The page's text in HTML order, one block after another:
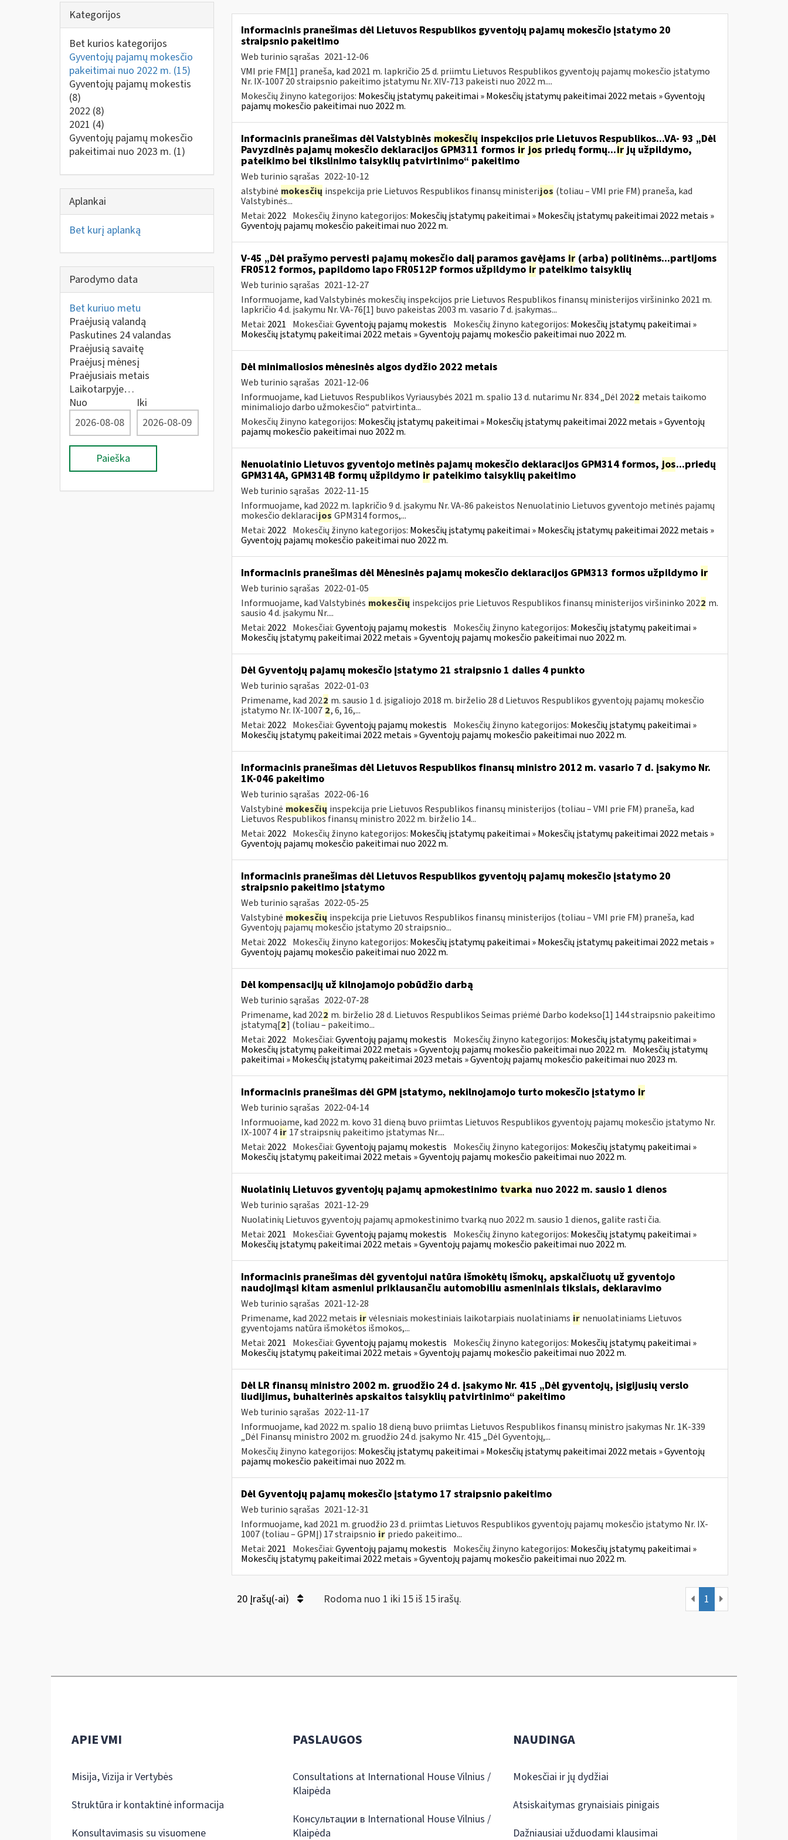
Kategorijos
Bet kurios kategorijos
Gyventojų pajamų mokesčio
pakeitimai nuo 2022 m. (15)
Gyventojų pajamų mokestis
(8)
2022 (8)
2021 (4)
Gyventojų pajamų mokesčio
pakeitimai nuo 2023 m. (1)
Aplankai
Bet kurį aplanką
Parodymo data
Bet kuriuo metu
Praėjusią valandą
Paskutines 24 valandas
Praėjusią savaitę
Praėjusį mėnesį
Praėjusiais metais
Laikotarpyje…
Nuo
Iki
Paieška
Informacinis pranešimas dėl Lietuvos Respublikos gyventojų pajamų mokesčio įstatymo 20
straipsnio pakeitimo
Web turinio sąrašas 2021-12-06
VMI prie FM[1] praneša, kad 2021 m. lapkričio 25 d. priimtu Lietuvos Respublikos gyventojų pajamų mokesčio įstatymo
Nr. IX-1007 20 straipsnio pakeitimo įstatymu Nr. XIV-713 pakeisti nuo 2022 m....
Mokesčių žinyno kategorijos: Mokesčių įstatymų pakeitimai » Mokesčių įstatymų pakeitimai 2022 metais » Gyventojų
pajamų mokesčio pakeitimai nuo 2022 m.
Informacinis pranešimas dėl Valstybinės mokesčių inspekcijos prie Lietuvos Respublikos...VA- 93 „Dėl
Pavyzdinės pajamų mokesčio deklaracijos GPM311 formos ir jos priedų formų...irjų užpildymo,
pateikimo bei tikslinimo taisyklių patvirtinimo“ pakeitimo
Web turinio sąrašas 2022-10-12
alstybinė mokesčių inspekcija prie Lietuvos Respublikos finansų ministerijos (toliau – VMI prie FM) praneša, kad
Valstybinės...
Metai: 2022 Mokesčių žinyno kategorijos: Mokesčių įstatymų pakeitimai » Mokesčių įstatymų pakeitimai 2022 metais »
Gyventojų pajamų mokesčio pakeitimai nuo 2022 m.
V-45 „Dėl prašymo pervesti pajamų mokesčio dalį paramos gavėjams ir(arba) politinėms...partijoms
FR0512 formos, papildomo lapo FR0512P formos užpildymo irpateikimo taisyklių
Web turinio sąrašas 2021-12-27
Informuojame, kad Valstybinės mokesčių inspekcijos prie Lietuvos Respublikos finansų ministerijos viršininko 2021 m.
lapkričio 4 d. įsakymu Nr. VA-76[1] buvo pakeistas 2003 m. vasario 7 d. įsakymas...
Metai: 2021 Mokesčiai:Gyventojų pajamų mokestis Mokesčių žinyno kategorijos: Mokesčių įstatymų pakeitimai »
Mokesčių įstatymų pakeitimai 2022 metais » Gyventojų pajamų mokesčio pakeitimai nuo 2022 m.
Dėl minimaliosios mėnesinės algos dydžio 2022 metais
Web turinio sąrašas 2021-12-06
Informuojame, kad Lietuvos Respublikos Vyriausybės 2021 m. spalio 13 d. nutarimu Nr. 834 „Dėl 2022 metais taikomo
minimaliojo darbo užmokesčio“ patvirtinta...
Mokesčių žinyno kategorijos: Mokesčių įstatymų pakeitimai » Mokesčių įstatymų pakeitimai 2022 metais » Gyventojų
pajamų mokesčio pakeitimai nuo 2022 m.
Nenuolatinio Lietuvos gyventojo metinės pajamų mokesčio deklaracijos GPM314 formos, jos...priedų
GPM314A, GPM314B formų užpildymo irpateikimo taisyklių pakeitimo
Web turinio sąrašas 2022-11-15
Informuojame, kad 2022 m. lapkričio 9 d. įsakymu Nr. VA-86 pakeistos Nenuolatinio Lietuvos gyventojo metinės pajamų
mokesčio deklaracijos GPM314 formos,...
Metai: 2022 Mokesčių žinyno kategorijos: Mokesčių įstatymų pakeitimai » Mokesčių įstatymų pakeitimai 2022 metais »
Gyventojų pajamų mokesčio pakeitimai nuo 2022 m.
Informacinis pranešimas dėl Mėnesinės pajamų mokesčio deklaracijos GPM313 formos užpildymo ir
Web turinio sąrašas 2022-01-05
Informuojame, kad Valstybinės mokesčių inspekcijos prie Lietuvos Respublikos finansų ministerijos viršininko 2022 m.
sausio 4 d. įsakymu Nr....
Metai: 2022 Mokesčiai:Gyventojų pajamų mokestis Mokesčių žinyno kategorijos: Mokesčių įstatymų pakeitimai »
Mokesčių įstatymų pakeitimai 2022 metais » Gyventojų pajamų mokesčio pakeitimai nuo 2022 m.
Dėl Gyventojų pajamų mokesčio įstatymo 21 straipsnio 1 dalies 4 punkto
Web turinio sąrašas 2022-01-03
Primename, kad 2022 m. sausio 1 d. įsigaliojo 2018 m. birželio 28 d Lietuvos Respublikos gyventojų pajamų mokesčio
įstatymo Nr. IX-10072, 6, 16,...
Metai: 2022 Mokesčiai:Gyventojų pajamų mokestis Mokesčių žinyno kategorijos: Mokesčių įstatymų pakeitimai »
Mokesčių įstatymų pakeitimai 2022 metais » Gyventojų pajamų mokesčio pakeitimai nuo 2022 m.
Informacinis pranešimas dėl Lietuvos Respublikos finansų ministro 2012 m. vasario 7 d. įsakymo Nr.
1K-046 pakeitimo
Web turinio sąrašas 2022-06-16
Valstybinė mokesčių inspekcija prie Lietuvos Respublikos finansų ministerijos (toliau – VMI prie FM) praneša, kad
Lietuvos Respublikos finansų ministro 2022 m. birželio 14...
Metai: 2022 Mokesčių žinyno kategorijos: Mokesčių įstatymų pakeitimai » Mokesčių įstatymų pakeitimai 2022 metais »
Gyventojų pajamų mokesčio pakeitimai nuo 2022 m.
Informacinis pranešimas dėl Lietuvos Respublikos gyventojų pajamų mokesčio įstatymo 20
straipsnio pakeitimo įstatymo
Web turinio sąrašas 2022-05-25
Valstybinė mokesčių inspekcija prie Lietuvos Respublikos finansų ministerijos (toliau – VMI prie FM) praneša, kad
Gyventojų pajamų mokesčio įstatymo 20 straipsnio...
Metai: 2022 Mokesčių žinyno kategorijos: Mokesčių įstatymų pakeitimai » Mokesčių įstatymų pakeitimai 2022 metais »
Gyventojų pajamų mokesčio pakeitimai nuo 2022 m.
Dėl kompensacijų už kilnojamojo pobūdžio darbą
Web turinio sąrašas 2022-07-28
Primename, kad 2022 m. birželio 28 d. Lietuvos Respublikos Seimas priėmė Darbo kodekso[1] 144 straipsnio pakeitimo
įstatymą[2] (toliau – pakeitimo...
Metai: 2022 Mokesčiai:Gyventojų pajamų mokestis Mokesčių žinyno kategorijos: Mokesčių įstatymų pakeitimai »
Mokesčių įstatymų pakeitimai 2022 metais » Gyventojų pajamų mokesčio pakeitimai nuo 2022 m. Mokesčių įstatymų
pakeitimai » Mokesčių įstatymų pakeitimai 2023 metais » Gyventojų pajamų mokesčio pakeitimai nuo 2023 m.
Informacinis pranešimas dėl GPM įstatymo, nekilnojamojo turto mokesčio įstatymo ir
Web turinio sąrašas 2022-04-14
Informuojame, kad 2022 m. kovo 31 dieną buvo priimtas Lietuvos Respublikos gyventojų pajamų mokesčio įstatymo Nr.
IX-1007 4 ir 17 straipsnių pakeitimo įstatymas Nr....
Metai: 2022 Mokesčiai:Gyventojų pajamų mokestis Mokesčių žinyno kategorijos: Mokesčių įstatymų pakeitimai »
Mokesčių įstatymų pakeitimai 2022 metais » Gyventojų pajamų mokesčio pakeitimai nuo 2022 m.
Nuolatinių Lietuvos gyventojų pajamų apmokestinimo tvarka nuo 2022 m. sausio 1 dienos
Web turinio sąrašas 2021-12-29
Nuolatinių Lietuvos gyventojų pajamų apmokestinimo tvarką nuo 2022 m. sausio 1 dienos, galite rasti čia.
Metai: 2021 Mokesčiai:Gyventojų pajamų mokestis Mokesčių žinyno kategorijos: Mokesčių įstatymų pakeitimai »
Mokesčių įstatymų pakeitimai 2022 metais » Gyventojų pajamų mokesčio pakeitimai nuo 2022 m.
Informacinis pranešimas dėl gyventojui natūra išmokėtų išmokų, apskaičiuotų už gyventojo
naudojimąsi kitam asmeniui priklausančiu automobiliu asmeniniais tikslais, deklaravimo
Web turinio sąrašas 2021-12-28
Primename, kad 2022 metais ir vėlesniais mokestiniais laikotarpiais nuolatiniams ir nenuolatiniams Lietuvos
gyventojams natūra išmokėtos išmokos,...
Metai: 2021 Mokesčiai:Gyventojų pajamų mokestis Mokesčių žinyno kategorijos: Mokesčių įstatymų pakeitimai »
Mokesčių įstatymų pakeitimai 2022 metais » Gyventojų pajamų mokesčio pakeitimai nuo 2022 m.
Dėl LR finansų ministro 2002 m. gruodžio 24 d. įsakymo Nr. 415 „Dėl gyventojų, įsigijusių verslo
liudijimus, buhalterinės apskaitos taisyklių patvirtinimo“ pakeitimo
Web turinio sąrašas 2022-11-17
Informuojame, kad 2022 m. spalio 18 dieną buvo priimtas Lietuvos Respublikos finansų ministro įsakymas Nr. 1K-339
„Dėl Finansų ministro 2002 m. gruodžio 24 d. įsakymo Nr. 415 „Dėl Gyventojų,...
Mokesčių žinyno kategorijos: Mokesčių įstatymų pakeitimai » Mokesčių įstatymų pakeitimai 2022 metais » Gyventojų
pajamų mokesčio pakeitimai nuo 2022 m.
Dėl Gyventojų pajamų mokesčio įstatymo 17 straipsnio pakeitimo
Web turinio sąrašas 2021-12-31
Informuojame, kad 2021 m. gruodžio 23 d. priimtas Lietuvos Respublikos gyventojų pajamų mokesčio įstatymo Nr. IX-
1007 (toliau – GPMĮ) 17 straipsnio ir priedo pakeitimo...
Metai: 2021 Mokesčiai:Gyventojų pajamų mokestis Mokesčių žinyno kategorijos: Mokesčių įstatymų pakeitimai »
Mokesčių įstatymų pakeitimai 2022 metais » Gyventojų pajamų mokesčio pakeitimai nuo 2022 m.
20 Įrašų(-ai) Rodoma nuo 1 iki 15 iš 15 irašų. 1
APIE VMI
Misija, Vizija ir Vertybės
Struktūra ir kontaktinė informacija
Konsultavimasis su visuomene
PASLAUGOS
Consultations at International House Vilnius /
Klaipėda
Консультации в International House Vilnius /
Klaipėda
NAUDINGA
Mokesčiai ir jų dydžiai
Atsiskaitymas grynaisiais pinigais
Dažniausiai užduodami klausimai